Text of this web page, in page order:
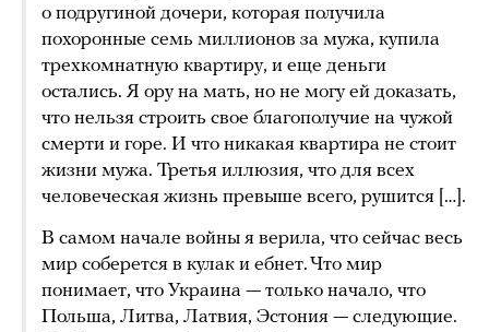
о подругиной дочери, которая получила
похоронные семь миллионов за мужа, купила
трехкомнатную квартиру, и еще деньги
остались. Я ору на мать, но не могу ей доказать,
что нельзя строить свое благополучие на чужой
смерти и горе. И что никакая квартира не стоит
жизни мужа. Третья иллюзия, что для всех
человеческая жизнь превыше всего, рушится […].
В самом начале войны я верила, что сейчас весь
мир соберется в кулак и ебнет. Что мир
понимает, что Украина — только начало, что
Польша, Литва, Латвия, Эстония — следующие.